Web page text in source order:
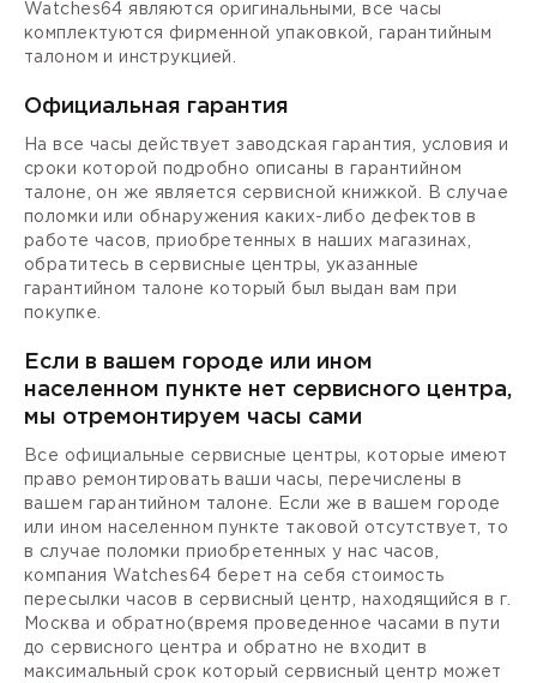
Watches64 являются оригинальными, все часы
комплектуются фирменной упаковкой, гарантийным
талоном и инструкцией.
Официальная гарантия
На все часы действует заводская гарантия, условия и
сроки которой подробно описаны в гарантийном
талоне, он же является сервисной книжкой. В случае
поломки или обнаружения каких-либо дефектов в
работе часов, приобретенных в наших магазинах,
обратитесь в сервисные центры, указанные
гарантийном талоне который был выдан вам при
покупке.
Если в вашем городе или ином
населенном пункте нет сервисного центра,
мы отремонтируем часы сами
Все официальные сервисные центры, которые имеют
право ремонтировать ваши часы, перечислены в
вашем гарантийном талоне. Если же в вашем городе
или ином населенном пункте таковой отсутствует, то
в случае поломки приобретенных у нас часов,
компания Watches64 берет на себя стоимость
пересылки часов в сервисный центр, находящийся в г.
Москва и обратно(время проведенное часами в пути
до сервисного центра и обратно не входит в
максимальный срок который сервисный центр может